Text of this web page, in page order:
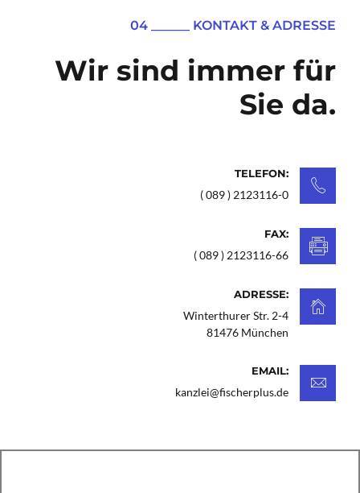
04 ______ KONTAKT & ADRESSE
Wir sind immer für
Sie da.
TELEFON:
( 089 ) 2123116-0
FAX:
( 089 ) 2123116-66
ADRESSE:
Winterthurer Str. 2-4
81476 München
EMAIL:
kanzlei@fischerplus.de